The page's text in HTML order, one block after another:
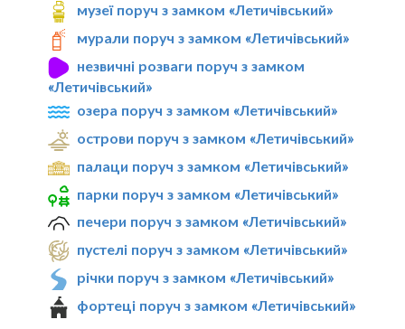
музеї поруч з замком «Летичівський»
мурали поруч з замком «Летичівський»
незвичні розваги поруч з замком
«Летичівський»
озера поруч з замком «Летичівський»
острови поруч з замком «Летичівський»
палаци поруч з замком «Летичівський»
парки поруч з замком «Летичівський»
печери поруч з замком «Летичівський»
пустелі поруч з замком «Летичівський»
річки поруч з замком «Летичівський»
фортеці поруч з замком «Летичівський»